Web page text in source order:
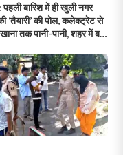
बारिश में ही खुली नगर
‘तैयारी’ की पोल, कलेक्ट्रेट से
तक पानी-पानी, शहर में बना